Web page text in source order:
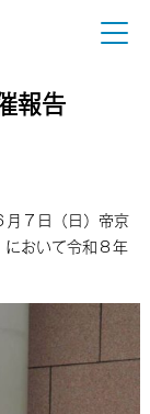
報告
月７日（日）帝京
おいて令和８年